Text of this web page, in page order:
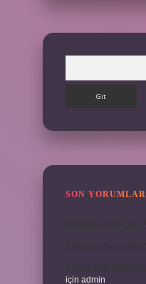
SON YORUMLAR
için admin